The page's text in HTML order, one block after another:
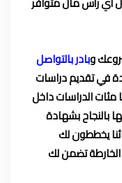
وبادر بالتواصل
في تقديم دراسات
مئات الدراسات داخل
بالنجاح بشهادة
يخططون لك
تضمن لك